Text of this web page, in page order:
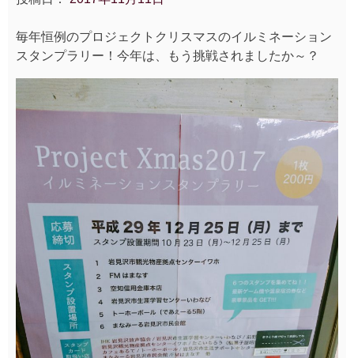
毎年恒例のプロジェクトクリスマスのイルミネーション
スタンプラリー！今年は、もう挑戦されましたか～？